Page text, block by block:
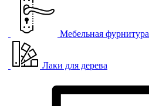
Мебельная фурнитура
Лаки для дерева